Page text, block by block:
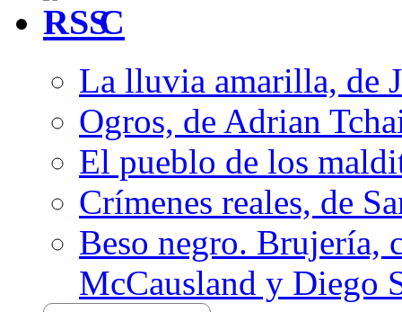
C
La lluvia amarilla, de
Ogros, de Adrian
El pueblo de los
Crímenes reales, de
Beso negro. Brujería,
McCausland y Diego